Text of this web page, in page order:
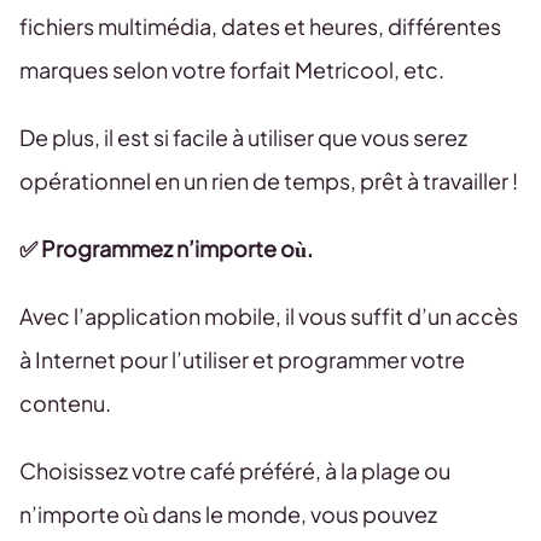
fichiers multimédia, dates et heures, différentes
marques selon votre forfait Metricool, etc.
De plus, il est si facile à utiliser que vous serez
opérationnel en un rien de temps, prêt à travailler !
✅ Programmez n’importe où.
Avec l’application mobile, il vous suffit d’un accès
à Internet pour l’utiliser et programmer votre
contenu.
Choisissez votre café préféré, à la plage ou
n’importe où dans le monde, vous pouvez